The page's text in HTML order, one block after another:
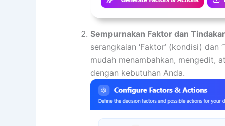
Sempurnakan Faktor dan
serangkaian ‘Faktor’ (kondisi) dan
mudah menambahkan, mengedit,
dengan kebutuhan Anda.